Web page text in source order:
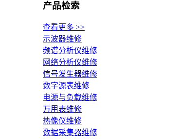
产品检索
查看更多 >>
示波器维修
频谱分析仪维修
网络分析仪维修
信号发生器维修
数字源表维修
电源与负载维修
万用表维修
热像仪维修
数据采集器维修